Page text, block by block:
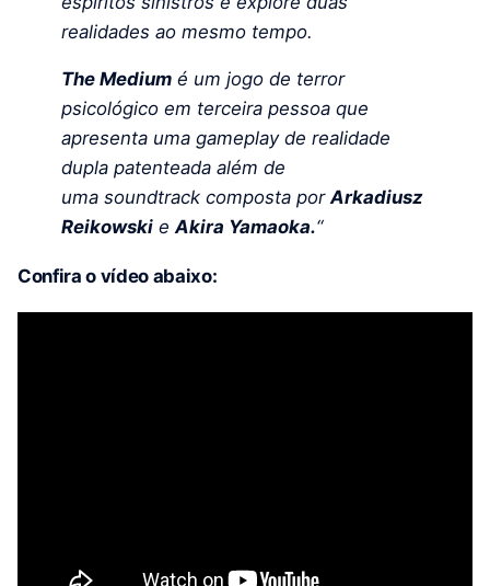
realidades ao mesmo tempo.
The Medium é um jogo de terror
psicológico em terceira pessoa que
apresenta uma gameplay de realidade
dupla patenteada além de
uma soundtrack composta porArkadiusz
Reikowski eAkira Yamaoka.“
Confira o vídeo abaixo: